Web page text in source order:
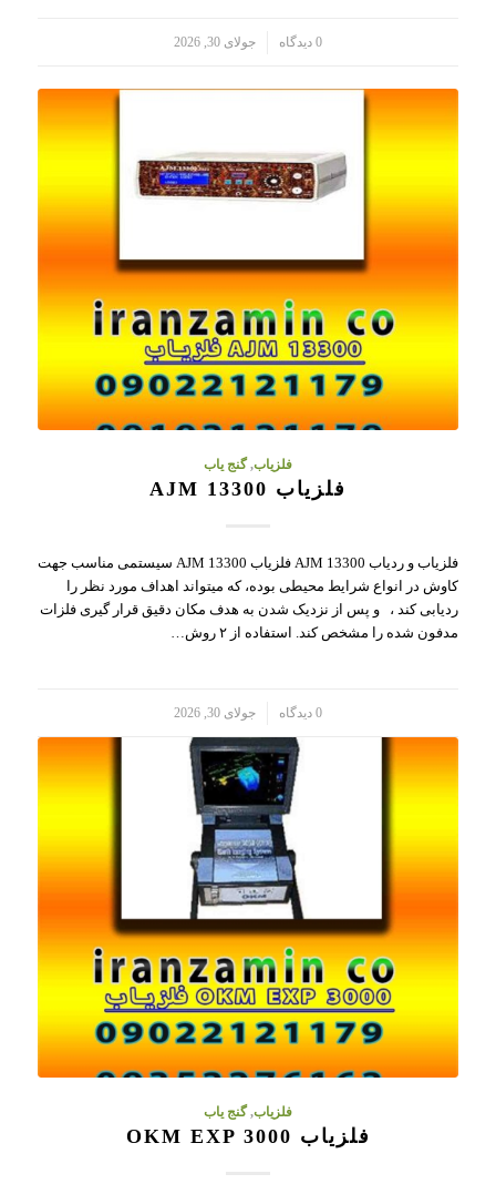
0 دیدگاه جولای 30, 2026
فلزیاب,گنج یاب
فلزیاب AJM 13300
فلزیاب و ردیاب AJM 13300 فلزیاب AJM 13300 سیستمی مناسب جهت
کاوش در انواع شرایط محیطی بوده، که میتواند اهداف مورد نظر را
ردیابی کند ، و پس از نزدیک شدن به هدف مکان دقیق قرار گیری فلزات
مدفون شده را مشخص کند. استفاده از ۲ روش…
0 دیدگاه جولای 30, 2026
فلزیاب, گنج یاب
فلزیاب OKM EXP 3000